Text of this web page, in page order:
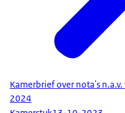
Kamerbrief over nota's
2024